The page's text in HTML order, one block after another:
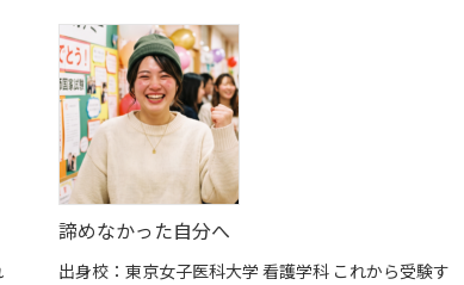
諦めなかった自分へ
出身校：東京女子医科大学 看護学科 これから受験す